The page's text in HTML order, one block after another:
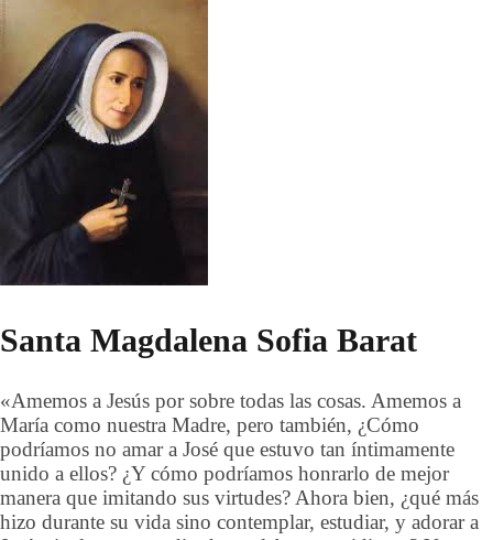
Santa Magdalena Sofia Barat
«Amemos a Jesús por sobre todas las cosas. Amemos a
María como nuestra Madre, pero también, ¿Cómo
podríamos no amar a José que estuvo tan íntimamente
unido a ellos? ¿Y cómo podríamos honrarlo de mejor
manera que imitando sus virtudes? Ahora bien, ¿qué más
hizo durante su vida sino contemplar, estudiar, y adorar a